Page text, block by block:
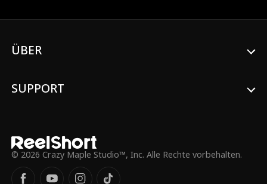
ÜBER
SUPPORT
© 2026 Crazy Maple Studio™, Inc. Alle Rechte vorbehalten.